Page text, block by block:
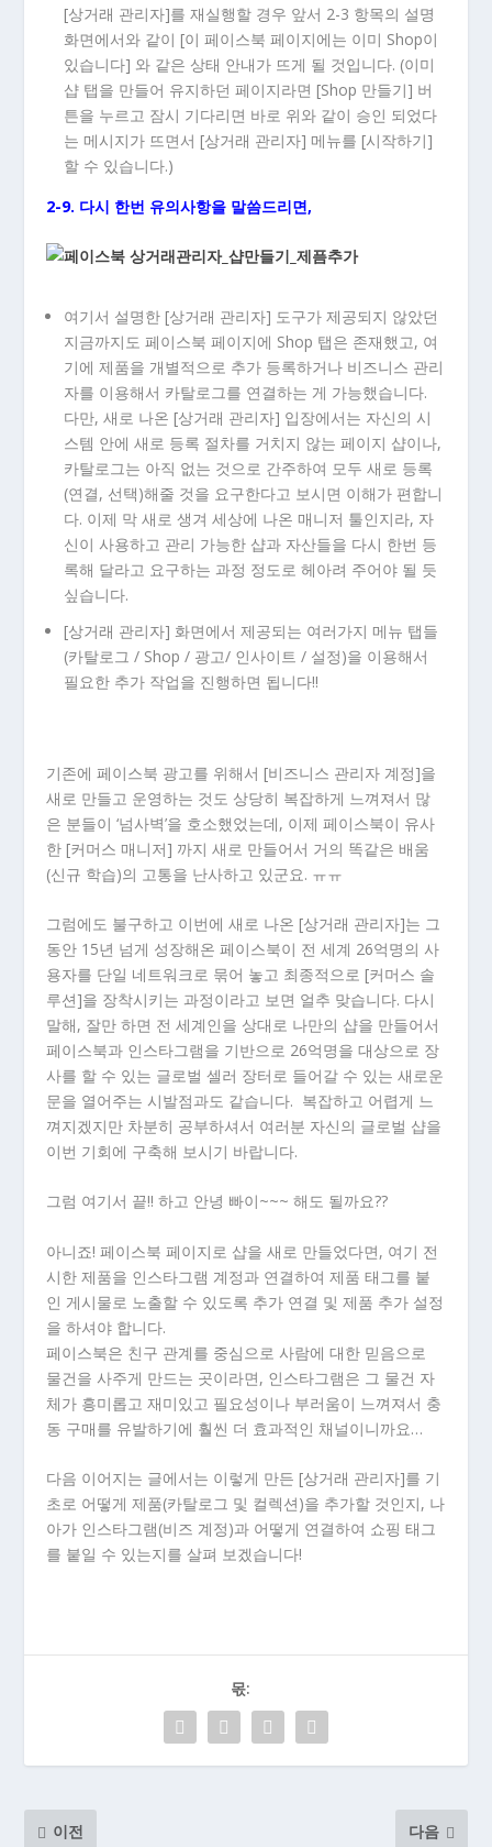
[상거래 관리자]를 재실행할 경우 앞서 2-3 항목의 설명
화면에서와 같이 [이 페이스북 페이지에는 이미 Shop이
있습니다] 와 같은 상태 안내가 뜨게 될 것입니다. (이미
샵 탭을 만들어 유지하던 페이지라면 [Shop 만들기] 버
튼을 누르고 잠시 기다리면 바로 위와 같이 승인 되었다
는 메시지가 뜨면서 [상거래 관리자] 메뉴를 [시작하기]
할 수 있습니다.)
2-9. 다시 한번 유의사항을 말씀드리면,
여기서 설명한 [상거래 관리자] 도구가 제공되지 않았던
지금까지도 페이스북 페이지에 Shop 탭은 존재했고, 여
기에 제품을 개별적으로 추가 등록하거나 비즈니스 관리
자를 이용해서 카탈로그를 연결하는 게 가능했습니다.
다만, 새로 나온 [상거래 관리자] 입장에서는 자신의 시
스템 안에 새로 등록 절차를 거치지 않는 페이지 샵이나,
카탈로그는 아직 없는 것으로 간주하여 모두 새로 등록
(연결, 선택)해줄 것을 요구한다고 보시면 이해가 편합니
다. 이제 막 새로 생겨 세상에 나온 매니저 툴인지라, 자
신이 사용하고 관리 가능한 샵과 자산들을 다시 한번 등
록해 달라고 요구하는 과정 정도로 헤아려 주어야 될 듯
싶습니다.
[상거래 관리자] 화면에서 제공되는 여러가지 메뉴 탭들
(카탈로그 / Shop / 광고/ 인사이트 / 설정)을 이용해서
필요한 추가 작업을 진행하면 됩니다!!
기존에 페이스북 광고를 위해서 [비즈니스 관리자 계정]을
새로 만들고 운영하는 것도 상당히 복잡하게 느껴져서 많
은 분들이 ‘넘사벽’을 호소했었는데, 이제 페이스북이 유사
한 [커머스 매니저] 까지 새로 만들어서 거의 똑같은 배움
(신규 학습)의 고통을 난사하고 있군요. ㅠㅠ
그럼에도 불구하고 이번에 새로 나온 [상거래 관리자]는 그
동안 15년 넘게 성장해온 페이스북이 전 세계 26억명의 사
용자를 단일 네트워크로 묶어 놓고 최종적으로 [커머스 솔
루션]을 장착시키는 과정이라고 보면 얼추 맞습니다. 다시
말해, 잘만 하면 전 세계인을 상대로 나만의 샵을 만들어서
페이스북과 인스타그램을 기반으로 26억명을 대상으로 장
사를 할 수 있는 글로벌 셀러 장터로 들어갈 수 있는 새로운
문을 열어주는 시발점과도 같습니다. 복잡하고 어렵게 느
껴지겠지만 차분히 공부하셔서 여러분 자신의 글로벌 샵을
이번 기회에 구축해 보시기 바랍니다.
그럼 여기서 끝!! 하고 안녕 빠이~~~ 해도 될까요??
아니죠! 페이스북 페이지로 샵을 새로 만들었다면, 여기 전
시한 제품을 인스타그램 계정과 연결하여 제품 태그를 붙
인 게시물로 노출할 수 있도록 추가 연결 및 제품 추가 설정
을 하셔야 합니다.
페이스북은 친구 관계를 중심으로 사람에 대한 믿음으로
물건을 사주게 만드는 곳이라면, 인스타그램은 그 물건 자
체가 흥미롭고 재미있고 필요성이나 부러움이 느껴져서 충
동 구매를 유발하기에 훨씬 더 효과적인 채널이니까요…
다음 이어지는 글에서는 이렇게 만든 [상거래 관리자]를 기
초로 어떻게 제품(카탈로그 및 컬렉션)을 추가할 것인지, 나
아가 인스타그램(비즈 계정)과 어떻게 연결하여 쇼핑 태그
를 붙일 수 있는지를 살펴 보겠습니다!
몫:
이전 다음